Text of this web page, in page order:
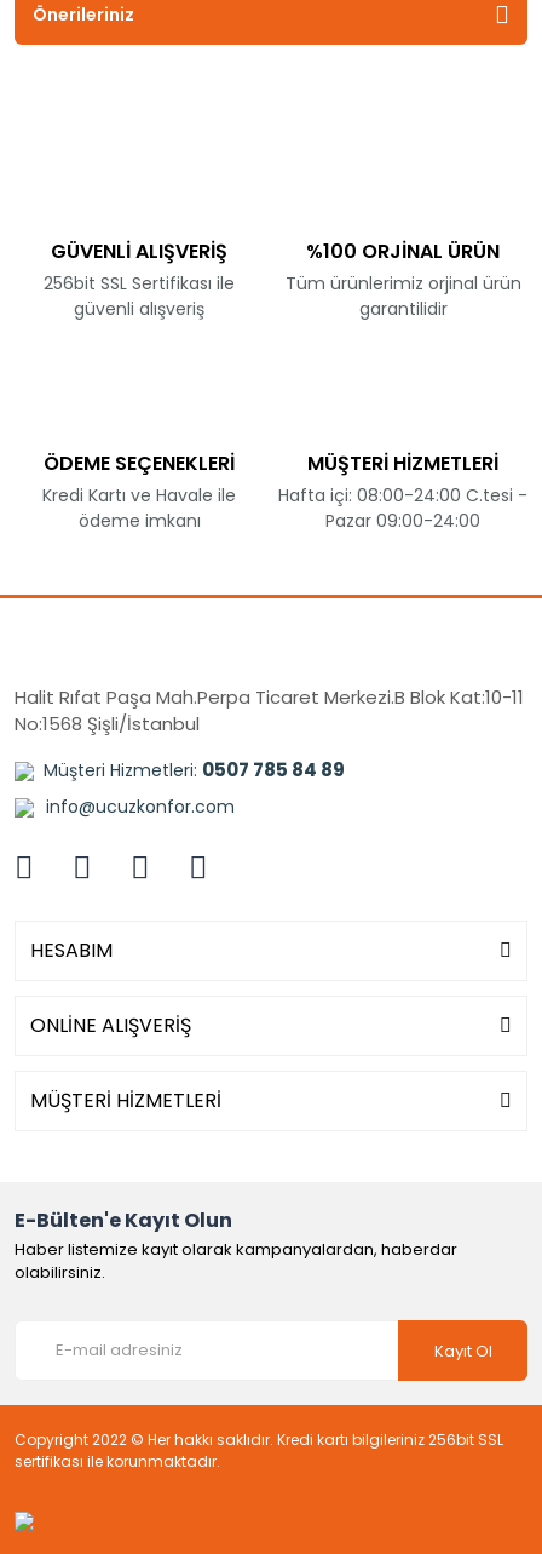
Önerileriniz
GÜVENLİ ALIŞVERİŞ
256bit SSL Sertifikası ile
güvenli alışveriş
%100 ORJİNAL ÜRÜN
Tüm ürünlerimiz orjinal ürün
garantilidir
ÖDEME SEÇENEKLERİ
Kredi Kartı ve Havale ile
ödeme imkanı
MÜŞTERİ HİZMETLERİ
Hafta içi: 08:00-24:00 C.tesi -
Pazar 09:00-24:00
Halit Rıfat Paşa Mah.Perpa Ticaret Merkezi.B Blok Kat:10-11
No:1568 Şişli/İstanbul
Müşteri Hizmetleri: 0507 785 84 89
info@ucuzkonfor.com
HESABIM
ONLİNE ALIŞVERİŞ
MÜŞTERİ HİZMETLERİ
E-Bülten'e Kayıt Olun
Haber listemize kayıt olarak kampanyalardan, haberdar
olabilirsiniz.
Kayıt Ol
Copyright 2022 © Her hakkı saklıdır. Kredi kartı bilgileriniz 256bit SSL
sertifikası ile korunmaktadır.